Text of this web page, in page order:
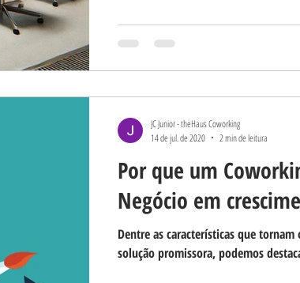
Por que um
Negócio em
Dentre as características que
solução promissora, podemos
JC Junior - theHaus Coworking
14 de jul. de 2020
2 min de leitura